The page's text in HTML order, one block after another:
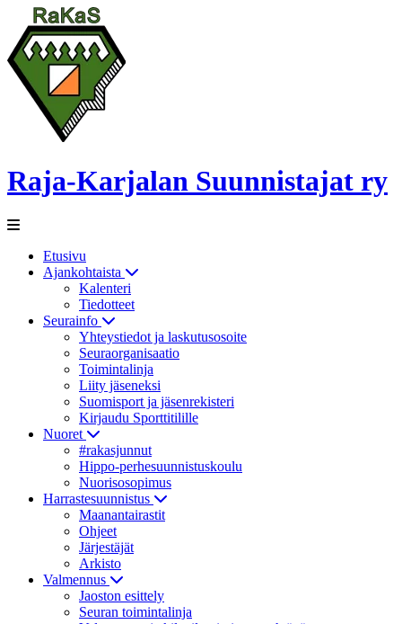
Raja-Karjalan Suunnistajat ry
Etusivu
Ajankohtaista
Kalenteri
Tiedotteet
Seurainfo
Yhteystiedot ja laskutusosoite
Seuraorganisaatio
Toimintalinja
Liity jäseneksi
Suomisport ja jäsenrekisteri
Kirjaudu Sporttitilille
Nuoret
#rakasjunnut
Hippo-perhesuunnistuskoulu
Nuorisosopimus
Harrastesuunnistus
Maanantairastit
Ohjeet
Järjestäjät
Arkisto
Valmennus
Jaoston esittely
Seuran toimintalinja